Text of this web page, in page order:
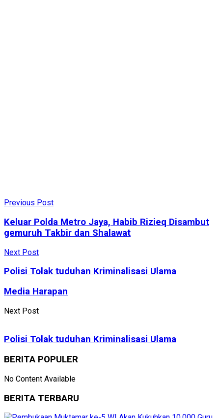
Previous Post
Keluar Polda Metro Jaya, Habib Rizieq Disambut
gemuruh Takbir dan Shalawat
Next Post
Polisi Tolak tuduhan Kriminalisasi Ulama
Media Harapan
Next Post
Polisi Tolak tuduhan Kriminalisasi Ulama
BERITA POPULER
No Content Available
BERITA TERBARU